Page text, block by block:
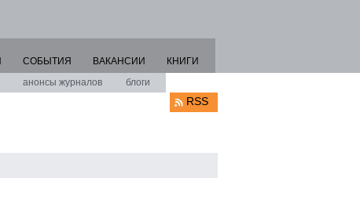
анонсы журналов блоги
СОБЫТИЯ ВАКАНСИИ КНИГИ
RSS